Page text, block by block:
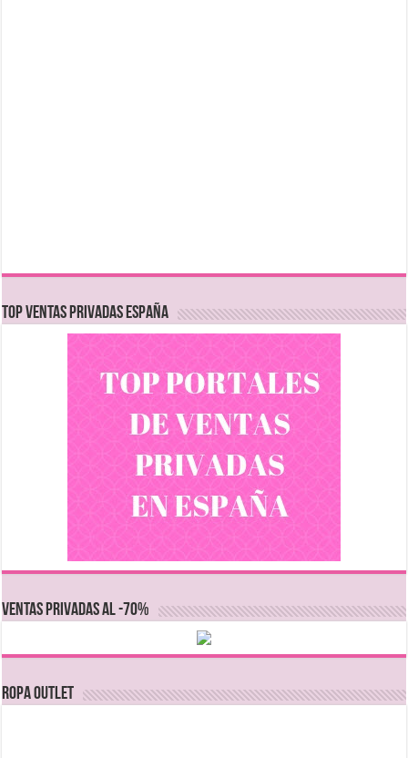
TOP VENTAS PRIVADAS ESPAÑA
VENTAS PRIVADAS AL -70%
Ropa Outlet